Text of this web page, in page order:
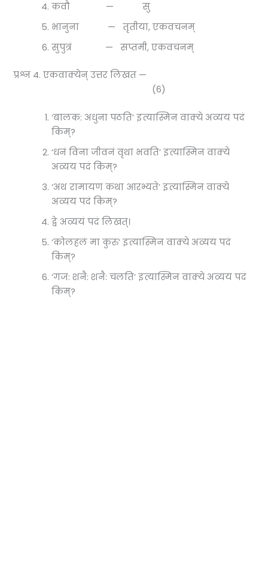
कवौ — सु
भानुना — तृतीया, एकवचनम्
सुपुत्रं — सप्तमी, एकवचनम्
प्रश्न 4. एकवाक्येन् उत्तर लिखत —
(6)
‘बालक: अधुना पठति’ इत्यास्मिन वाक्ये अव्यय पदं
किम्?
‘धनं विना जीवनं वृथा भवति’ इत्यास्मिन वाक्ये
अव्यय पदं किम्?
‘अथ रामायण कथा आरभ्यते’ इत्यास्मिन वाक्ये
अव्यय पदं किम्?
द्वे अव्ययं पदं लिखत्।
‘कोलहलं मा कुरु’ इत्यास्मिन वाक्ये अव्यय पदं
किम्?
‘गज: शनै: शनै: चलति’ इत्यास्मिन वाक्ये अव्यय पदं
किम्?